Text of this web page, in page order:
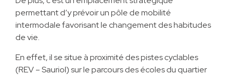
permettant d’y prévoir un pôle de mobilité
intermodale favorisant le changement des habitudes
de vie.
En effet, il se situe à proximité des pistes cyclables
(REV – Sauriol) sur le parcours des écoles du quartier